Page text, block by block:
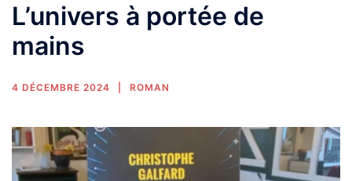
L’univers à portée de
mains
4 DÉCEMBRE 2024 ROMAN